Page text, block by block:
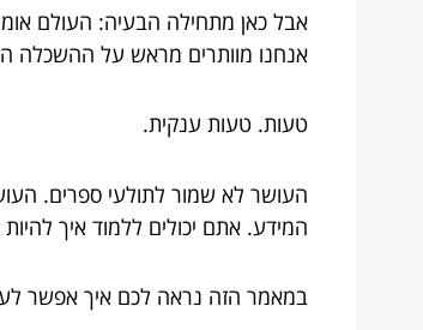
אבל כאן מתחילה הבעיה: העולם
אנחנו מוותרים מראש על ההשכלה
טעות. טעות ענקית.
העושר לא שמור לתולעי ספרים.
המידע. אתם יכולים ללמוד איך להיות
במאמר הזה נראה לכם איך אפשר